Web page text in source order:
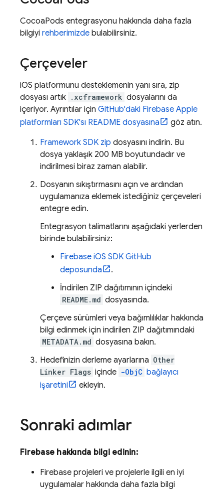
CocoaPods entegrasyonu hakkında daha fazla
bilgiyi rehberimizde bulabilirsiniz.
Çerçeveler
iOS platformunu desteklemenin yanı sıra, zip
dosyası artık .xcframework dosyalarını da
içeriyor. Ayrıntılar için GitHub'daki Firebase Apple
platformları SDK'sı README dosyasına
göz atın.
Framework SDK zip dosyasını indirin. Bu
dosya yaklaşık 200 MB boyutundadır ve
indirilmesi biraz zaman alabilir.
Dosyanın sıkıştırmasını açın ve ardından
uygulamanıza eklemek istediğiniz çerçeveleri
entegre edin.
Entegrasyon talimatlarını aşağıdaki yerlerden
birinde bulabilirsiniz:
Firebase iOS SDK GitHub
deposunda
.
İndirilen ZIP dağıtımının içindeki
README.md dosyasında.
Çerçeve sürümleri veya bağımlılıklar hakkında
bilgi edinmek için indirilen ZIP dağıtımındaki
METADATA.md dosyasına bakın.
Hedefinizin derleme ayarlarına Other
Linker Flags içinde -ObjC bağlayıcı
işaretini
ekleyin.
Sonraki adımlar
Firebase hakkında bilgi edinin:
Firebase projeleri ve projelerle ilgili en iyi
uygulamalar hakkında daha fazla bilgi